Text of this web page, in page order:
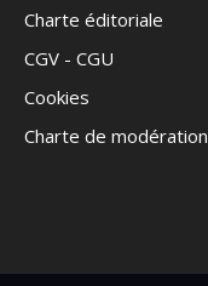
Charte éditoriale
CGV - CGU
Cookies
Charte de modération